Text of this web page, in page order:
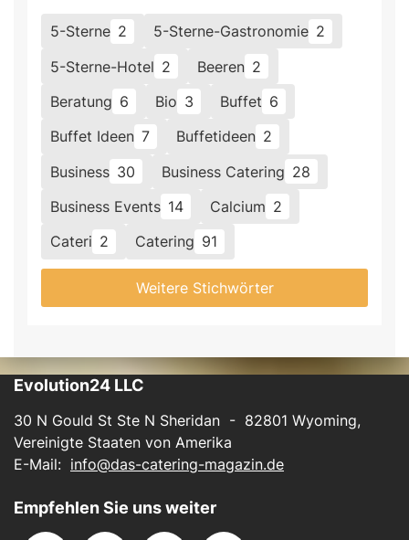
5-Sterne 2 5-Sterne-Gastronomie 2
5-Sterne-Hotel 2 Beeren 2
Beratung 6 Bio 3 Buffet 6
Buffet Ideen 7 Buffetideen 2
Business 30 Business Catering 28
Business Events 14 Calcium 2
Cateri 2 Catering 91
Weitere Stichwörter
Evolution24 LLC
30 N Gould St Ste N Sheridan - 82801 Wyoming,
Vereinigte Staaten von Amerika
E-Mail: info@das-catering-magazin.de
Empfehlen Sie uns weiter